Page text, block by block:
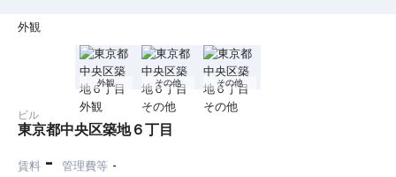
外観
外観 その他 その他
ビル
東京都中央区築地６丁目
賃料 - 管理費等 -